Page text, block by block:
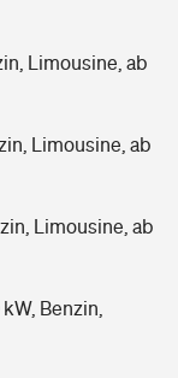
Limousine, ab
Limousine, ab
Limousine, ab
Benzin,